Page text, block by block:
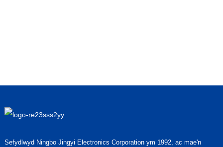
Sefydlwyd Ningbo Jingyi Electronics Corporation ym 1992, ac mae'n